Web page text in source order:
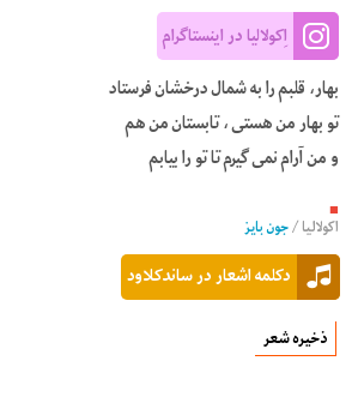
اِکولالیا در اینستاگرام
بهار، قلبم را به شمال درخشان فرستاد
تو بهار من هستی ، تابستان من هم
و من آرام نمی گیرم تا تو را بیابم
■
اکولالیا/جون بایز
دکلمه اشعار در ساندکلاود
ذخیره شعر